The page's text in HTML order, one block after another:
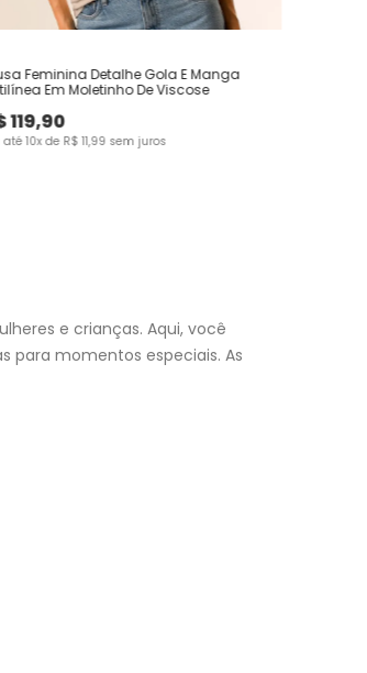
Feminina Detalhe Gola E Manga
Em Moletinho De Viscose
119,90
até10x de R$ 11,99 sem juros
e crianças. Aqui, você
para momentos especiais. As